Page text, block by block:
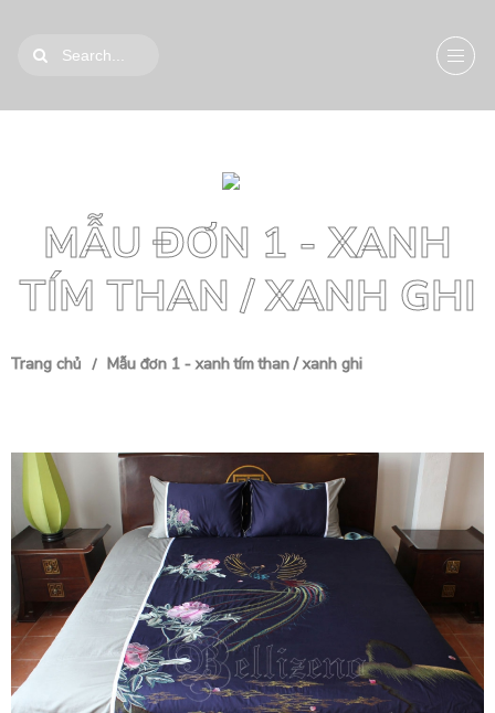
MẪU ĐƠN 1 - XANH
TÍM THAN / XANH GHI
Trang chủ Mẫu đơn 1 - xanh tím than / xanh ghi